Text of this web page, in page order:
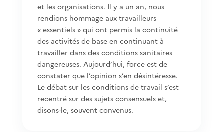
et les organisations. Il y a un an, nous
rendions hommage aux travailleurs
« essentiels » qui ont permis la continuité
des activités de base en continuant à
travailler dans des conditions sanitaires
dangereuses. Aujourd’hui, force est de
constater que l’opinion s’en désintéresse.
Le débat sur les conditions de travail s’est
recentré sur des sujets consensuels et,
disons-le, souvent convenus.